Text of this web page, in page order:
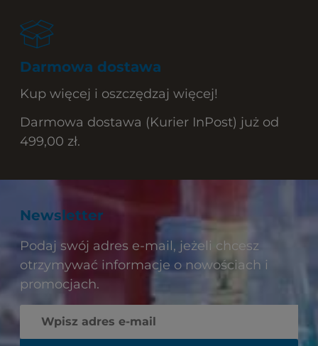
Darmowa dostawa
Kup więcej i oszczędzaj więcej!
Darmowa dostawa (Kurier InPost) już od
499,00 zł.
Newsletter
Podaj swój adres e-mail, jeżeli chcesz
otrzymywać informacje o nowościach i
promocjach.